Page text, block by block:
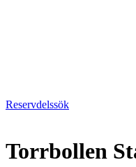
Reservdelssök
Torrbollen